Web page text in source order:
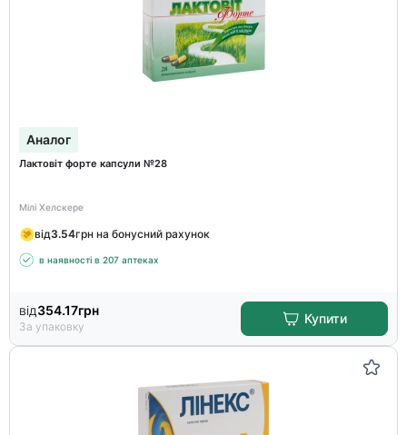
Аналог
Лактовіт форте капсули №28
Мілі Хелскере
від3.54грн на бонусний рахунок
в наявності в 207 аптеках
від354.17грн
За упаковку
Купити